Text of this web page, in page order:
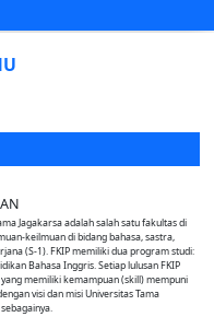
Jagakarsa adalah salah satu fakultas di
keilmuan di bidang bahasa, sastra,
(S-1). FKIP memiliki dua program studi:
Bahasa Inggris. Setiap lulusan FKIP
memiliki kemampuan (skill) mempuni
visi dan misi Universitas Tama